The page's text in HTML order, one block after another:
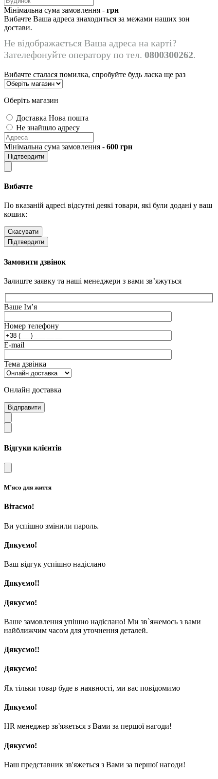
Мінімальна сума замовлення - грн
Вибачте Ваша адреса знаходиться за межами наших зон
достави.
Не відображається Ваша адреса на карті?
Зателефонуйте оператору по тел. 0800300262.
Вибачте сталася помилка, спробуйте будь ласка ще раз
Оберіть магазин
Доставка Нова пошта
Не знайшло адресу
Мінімальна сума замовлення - 600 грн
Підтвердити
Вибачте
По вказаній адресі відсутні деякі товари, які були додані у ваш
кошик:
Скасувати
Підтвердити
Замовити дзвінок
Залиште заявку та наші менеджери з вами зв’яжуться
Ваше Ім’я
Номер телефону
E-mail
Тема дзвінка
Онлайн доставка
Відправити
Відгуки клієнтів
М’ясо для життя
Вітаємо!
Ви успішно змінили пароль.
Дякуємо!
Ваш відгук успішно надіслано
Дякуємо!!
Дякуємо!
Ваше замовлення упішно надіслано! Ми зв`яжемось з вами
найближчим часом для уточнення деталей.
Дякуємо!!
Дякуємо!
Як тільки товар буде в наявності, ми вас повідомимо
Дякуємо!
HR менеджер зв'яжеться з Вами за першої нагоди!
Дякуємо!
Наш представник зв'яжеться з Вами за першої нагоди!